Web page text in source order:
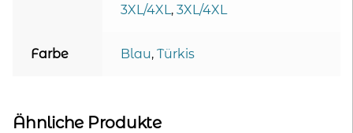
3XL/4XL, 3XL/4XL
Farbe Blau, Türkis
Ähnliche Produkte